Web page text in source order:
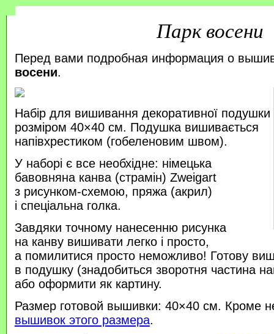
Парк восени
Перед вами подробная информация о
восени.
Набір для вишивання декоративної подушки
розміром 40×40 см. Подушка вишивається
напівхрестиком (гобеленовим швом).
У наборі є все необхідне: німецька
бавовняна канва (страмін) Zweigart
з рисунком-схемою, пряжа (акрил)
і спеціальна голка.
Завдяки точному нанесенню рисунка
на канву вишивати легко і просто,
а помилитися просто неможливо! Готову
в подушку (знадобиться зворотня частина
або оформити як картину.
Размер готовой вышивки: 40×40 см. Кроме
вышивок этого размера.